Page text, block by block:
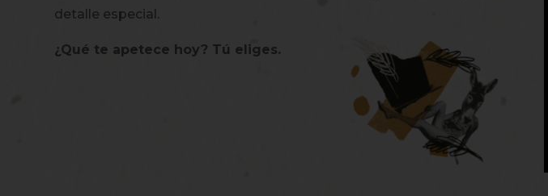
detalle especial.
¿Qué te apetece hoy? Tú eliges.